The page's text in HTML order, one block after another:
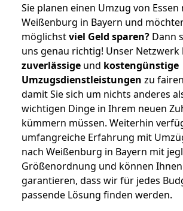
Sie planen einen Umzug von Essen
Weißenburg in Bayern und
möglichstviel Geld sparen? Dann
uns genau richtig! Unser Netzwerk
zuverlässige und kostengünstige
Umzugsdienstleistungen zu
damit Sie sich um nichts anderes
wichtigen Dinge in Ihrem neuen
kümmern müssen. Weiterhin
umfangreiche Erfahrung mit
nach Weißenburg in Bayern mit
Größenordnung und können
garantieren, dass wir für jedes
passende Lösung finden werden.